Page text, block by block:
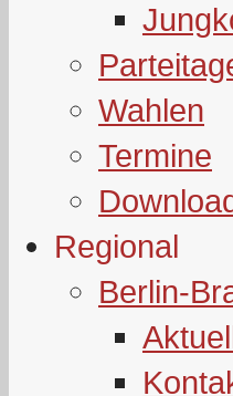
Wahlen
Termine
Regional
Berlin-